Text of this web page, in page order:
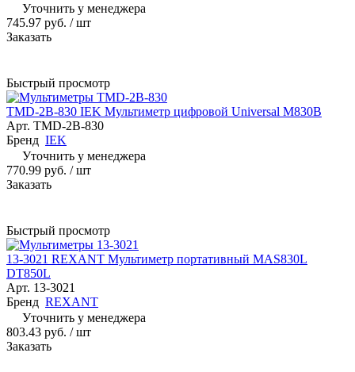
Уточнить у менеджера
745.97 руб. / шт
Заказать
Быстрый просмотр
TMD-2B-830 IEK Мультиметр цифровой Universal M830B
Арт. TMD-2B-830
Бренд IEK
Уточнить у менеджера
770.99 руб. / шт
Заказать
Быстрый просмотр
13-3021 REXANT Мультиметр портативный MAS830L
DT850L
Арт. 13-3021
Бренд REXANT
Уточнить у менеджера
803.43 руб. / шт
Заказать